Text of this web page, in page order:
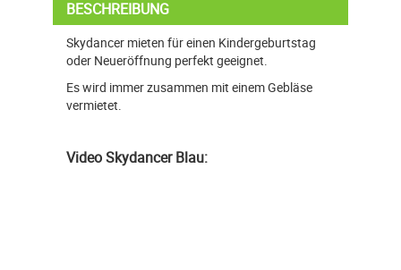
BESCHREIBUNG
Skydancer mieten für einen Kindergeburtstag
oder Neueröffnung perfekt geeignet.
Es wird immer zusammen mit einem Gebläse
vermietet.
Video Skydancer Blau: